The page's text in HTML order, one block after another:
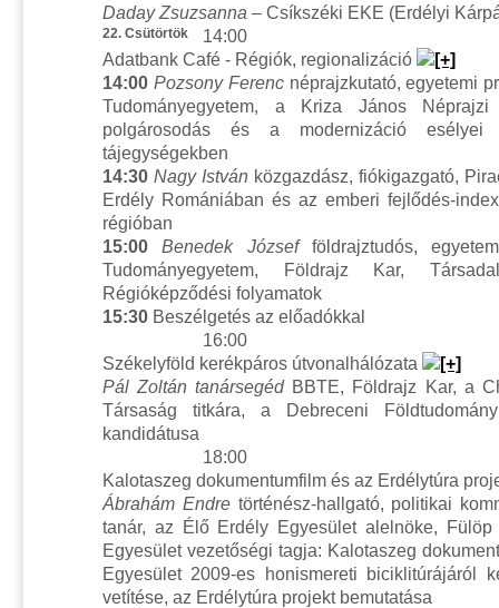
Daday Zsuzsanna – Csíkszéki EKE (Erdélyi
22. Csütörtök
14:00
Adatbank Café - Régiók, regionalizáció
14:00 Pozsony Ferencnéprajzkutató, egyetemi
Tudományegyetem, a Kriza János
polgárosodás és a modernizáció
tájegységekben
14:30 Nagy István közgazdász, fiókigazgató,
Erdély Romániában és az emberi fejlődés-
régióban
15:00
Benedek Józsefföldrajztudós,
Tudományegyetem, Földrajz Kar,
Régióképződési folyamatok
15:30 Beszélgetés az előadókkal
16:00
Székelyföld kerékpáros útvonalhálózata
Pál Zoltán tanársegédBBTE, Földrajz Kar, a
Társaság titkára, a Debreceni
kandidátusa
18:00
Kalotaszeg dokumentumfilm és az Erdélytúra
Ábrahám Endretörténész-hallgató, politikai
tanár, az Élő Erdély Egyesület alelnöke,
Egyesület vezetőségi tagja: Kalotaszeg
Egyesület 2009-es honismereti biciklitúrájáról
vetítése, az Erdélytúra projekt bemutatása